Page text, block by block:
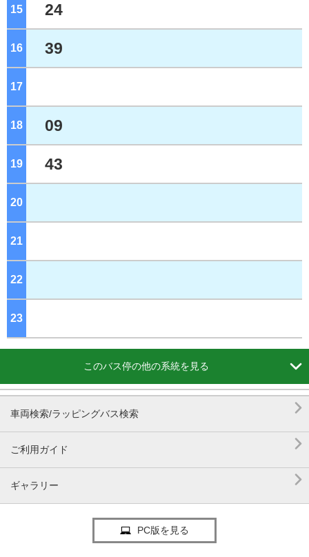
15 24
16 39
17
18 09
19 43
20
21
22
23
このバス停の他の系統を見る 
車両検索/ラッピングバス検索 
ご利用ガイド 
ギャラリー 
PC版を見る